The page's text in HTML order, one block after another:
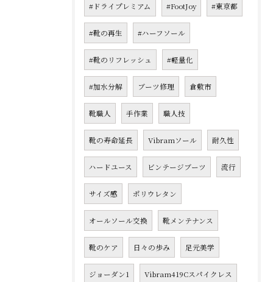
#ドライプレミアム #FootJoy #東京都
#靴の再生 #ハーフソール
#靴のリフレッシュ #軽量化
#加水分解 ブーツ修理 倉敷市
靴職人 手作業 職人技
靴の寿命延長 Vibramソール 耐久性
ハードユース ビンテージブーツ 流行
サイズ感 ポリウレタン
オールソール交換 靴メンテナンス
靴のケア 日々の歩み 足元美学
ジョーダン1 Vibram419Cスパイクレス